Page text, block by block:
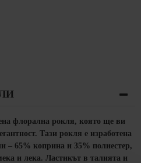
флорална рокля, която ще ви
Тази рокля е изработена
– 65% коприна и 35% полиестер,
и лека. Ластикът в талията и